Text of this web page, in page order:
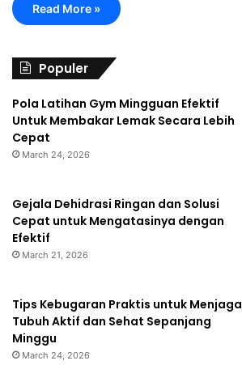
Read More »
Populer
Pola Latihan Gym Mingguan Efektif
Untuk Membakar Lemak Secara Lebih
Cepat
March 24, 2026
Gejala Dehidrasi Ringan dan Solusi
Cepat untuk Mengatasinya dengan
Efektif
March 21, 2026
Tips Kebugaran Praktis untuk Menjaga
Tubuh Aktif dan Sehat Sepanjang
Minggu
March 24, 2026